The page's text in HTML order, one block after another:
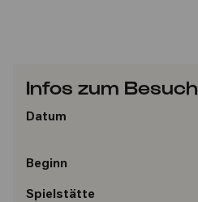
Infos zum Besuch
Datum
Beginn
Spielstätte